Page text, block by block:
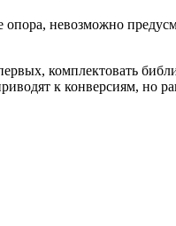
невозможно
комплектовать
к конверсиям, но